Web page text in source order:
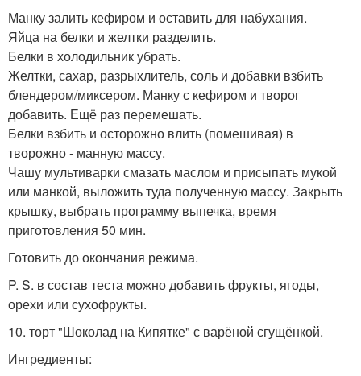
Манку залить кефиром и оставить для набухания.
Яйца на белки и желтки разделить.
Белки в холодильник убрать.
Желтки, сахар, разрыхлитель, соль и добавки взбить
блендером/миксером. Манку с кефиром и творог
добавить. Ещё раз перемешать.
Белки взбить и осторожно влить (помешивая) в
творожно - манную массу.
Чашу мультиварки смазать маслом и присыпать мукой
или манкой, выложить туда полученную массу. Закрыть
крышку, выбрать программу выпечка, время
приготовления 50 мин.
Готовить до окончания режима.
P. S. в состав теста можно добавить фрукты, ягоды,
орехи или сухофрукты.
10. торт "Шоколад на Кипятке" с варёной сгущёнкой.
Ингредиенты: